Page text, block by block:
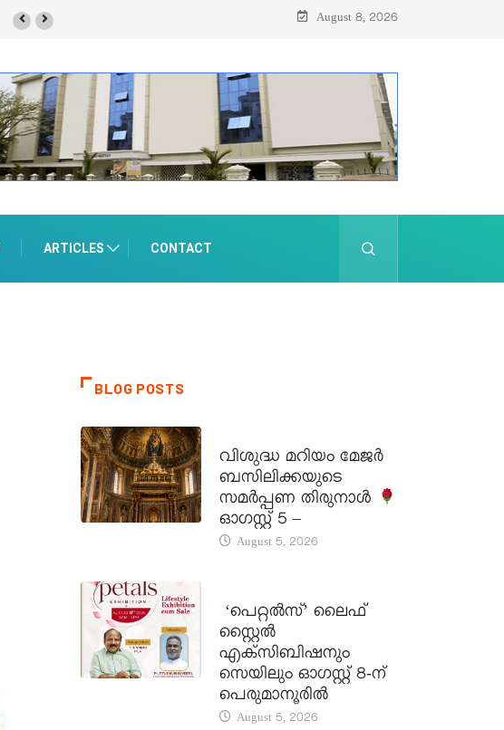
August 8, 2026
ARTICLES CONTACT
BLOG POSTS
വിശുദ്ധ മറിയം മേജർ
ബസിലിക്കയുടെ
സമർപ്പണ തിരുനാൾ
ഓഗസ്റ്റ് 5 –
August 5, 2026
‘പെറ്റൽസ്’ ലൈഫ്
സ്റ്റൈൽ
എക്സിബിഷനും
സെയിലും ഓഗസ്റ്റ് 8-ന്
പെരുമാനൂരിൽ
August 5, 2026